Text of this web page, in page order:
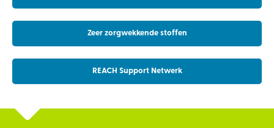
Zeer zorgwekkende stoffen
REACH Support Netwerk